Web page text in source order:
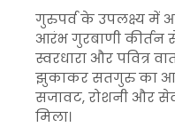
गुरुपर्व के उपलक्ष्य में
आरंभ गुरबाणी कीर्तन
स्वरधारा और पवित्र
झुकाकर सतगुरु का
सजावट, रोशनी और
मिला।